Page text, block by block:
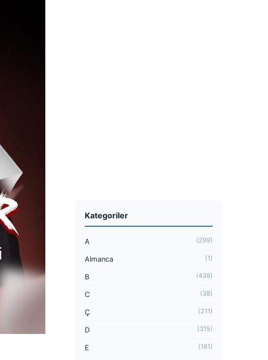
Kategoriler
A (299)
Almanca (1)
B (438)
C (38)
Ç (211)
D (315)
E (161)